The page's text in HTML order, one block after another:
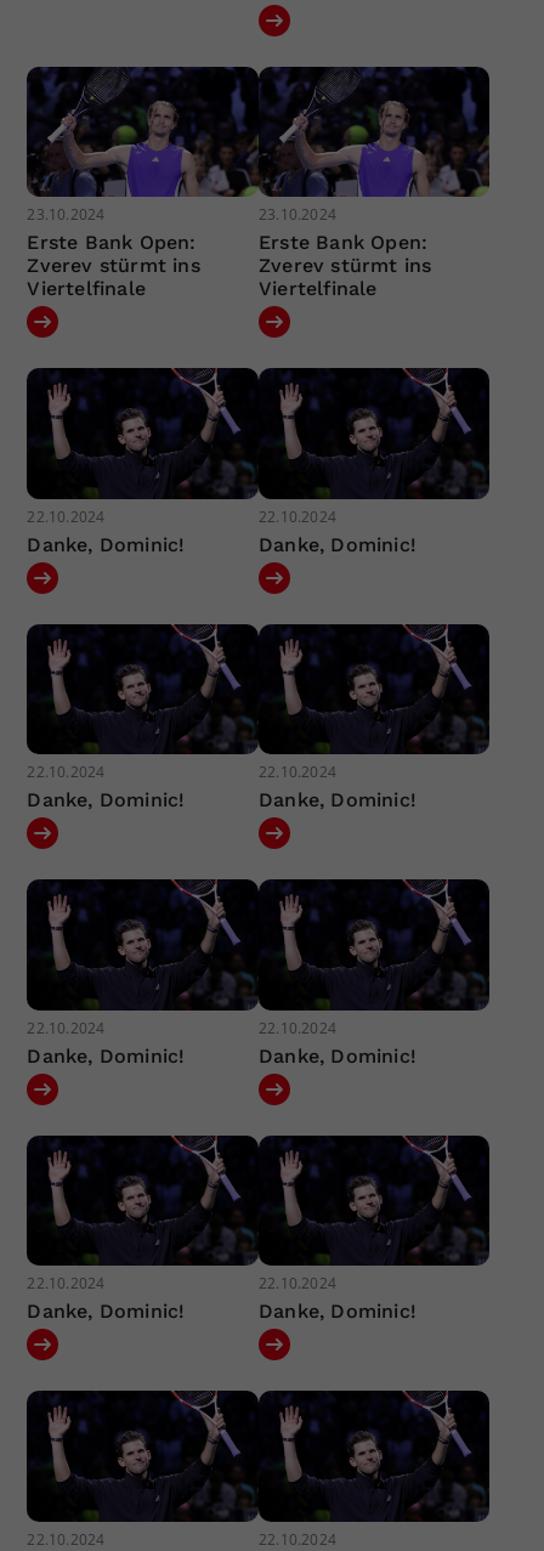
23.10.2024
Erste Bank Open:
Zverev stürmt ins
Viertelfinale
23.10.2024
Erste Bank Open:
Zverev stürmt ins
Viertelfinale
22.10.2024
Danke, Dominic!
22.10.2024
Danke, Dominic!
22.10.2024
Danke, Dominic!
22.10.2024
Danke, Dominic!
22.10.2024
Danke, Dominic!
22.10.2024
Danke, Dominic!
22.10.2024
Danke, Dominic!
22.10.2024
Danke, Dominic!
22.10.2024 22.10.2024